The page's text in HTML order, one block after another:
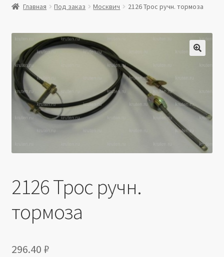
Мой аккаунт
Политика в отношении обработки персональных
данных
Производители
Главная Под заказ Москвич 2126 Трос ручн. тормоза
2126 Трос ручн.
тормоза
296.40 ₽